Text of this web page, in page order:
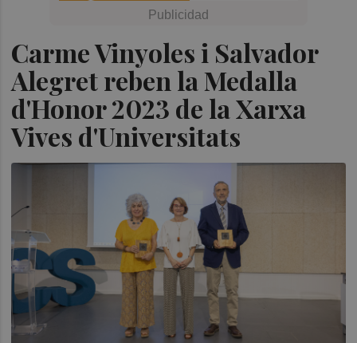
Carme Vinyoles i Salvador
Alegret reben la Medalla
d'Honor 2023 de la Xarxa
Vives d'Universitats